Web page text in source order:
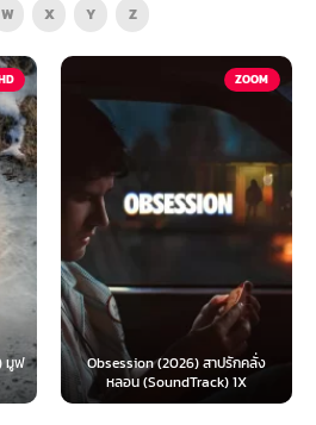
W X Y Z
Obsession (2026) สาปรักคลั่ง
หลอน (SoundTrack) 1X
Survive